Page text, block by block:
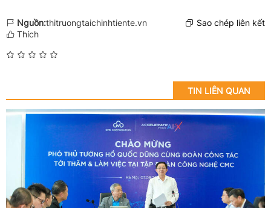
Nguồn:thitruongtaichinhtiente.vn
Sao chép liên kết
Thích
TIN LIÊN QUAN